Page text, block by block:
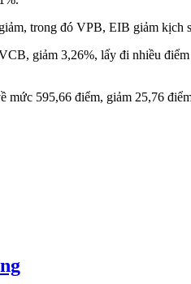
trong đó VPB, EIB giảm kịch
giảm 3,26%, lấy đi nhiều
595,66 điểm, giảm 25,76